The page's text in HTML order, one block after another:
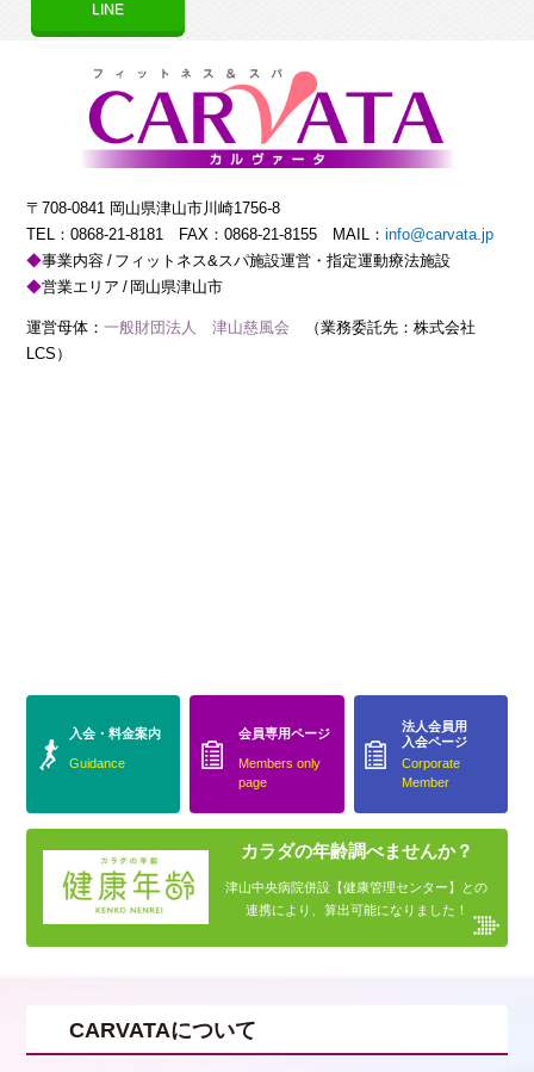
LINE
〒708-0841 岡山県津山市川崎1756-8
TEL：0868-21-8181 FAX：0868-21-8155 MAIL：info@carvata.jp
事業内容
フィットネス&スパ施設運営・指定運動療法施設
営業エリア
岡山県津山市
運営母体：一般財団法人 津山慈風会
（業務委託先：株式会社
LCS）
入会・料金案内
Guidance
会員専用ページ
Members only
page
法人会員用
入会ページ
Corporate
Member
カラダの年齢調べませんか？
津山中央病院併設【健康管理センター】との
連携により、算出可能になりました！
CARVATAについて